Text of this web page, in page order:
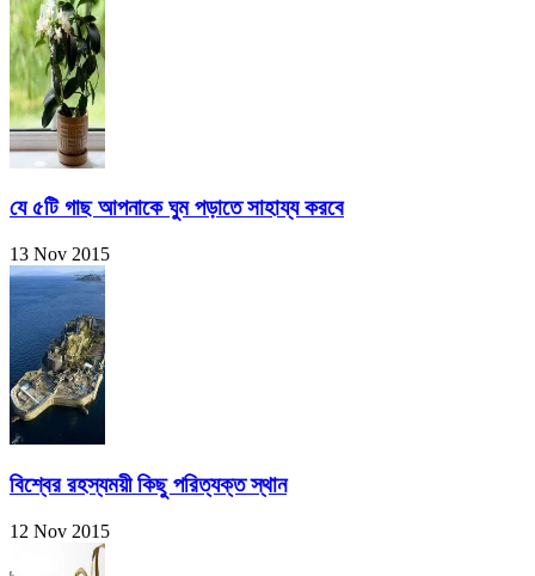
যে ৫টি গাছ আপনাকে ঘুম পড়াতে সাহায্য করবে
13 Nov 2015
বিশ্বের রহস্যময়ী কিছু পরিত্যক্ত স্থান
12 Nov 2015